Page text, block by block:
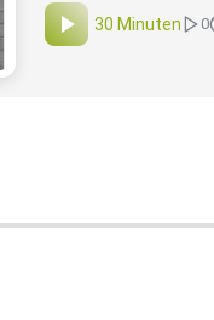
30 Minuten 0